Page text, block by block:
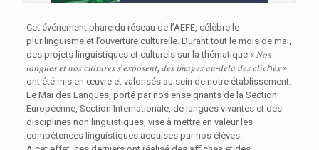
Cet événement phare du réseau de l’AEFE, célèbre le
plurilinguisme et l’ouverture culturelle. Durant tout le mois de mai,
des projets linguistiques et culturels sur la thématique « 𝑁𝑜𝑠
𝑙𝑎𝑛𝑔𝑢𝑒𝑠 𝑒𝑡 𝑛𝑜𝑠 𝑐𝑢𝑙𝑡𝑢𝑟𝑒𝑠 𝑠’𝑒𝑥𝑝𝑜𝑠𝑒𝑛𝑡, 𝑑𝑒𝑠 𝑖𝑚𝑎𝑔𝑒𝑠 𝑎𝑢-𝑑𝑒𝑙𝑎̀ 𝑑𝑒𝑠 𝑐𝑙𝑖𝑐ℎ𝑒́𝑠 »
ont été mis en œuvre et valorisés au sein de notre établissement.
Le Mai des Langues, porté par nos enseignants de la Section
Européenne, Section Internationale, de langues vivantes et des
disciplines non linguistiques, vise à mettre en valeur les
compétences linguistiques acquises par nos élèves.